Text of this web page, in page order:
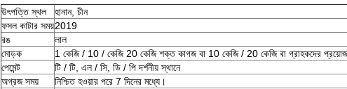
উৎপত্তি স্থল
হানান, চীন
ফসল কাটার সময়2019
রঙ
লাল
মোড়ক
1 কেজি / 10 / কেজি 20 কেজি শক্ত কাগজ বা 10 কেজি / 20 কেজি বা গ্রাহকদের
পেমেন্ট
টি / টি, এল / সি, ডি / পি দর্শনীয় স্থানে
অগ্রজ সময়
নিশ্চিত হওয়ার পরে 7 দিনের মধ্যে।